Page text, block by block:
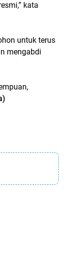
kata
untuk terus
mengabdi